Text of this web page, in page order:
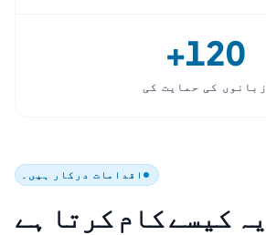
120+
زبانوں کی حمایت کی
اقدامات درکار ہیں۔
یہ کیسے کام کرتا ہے